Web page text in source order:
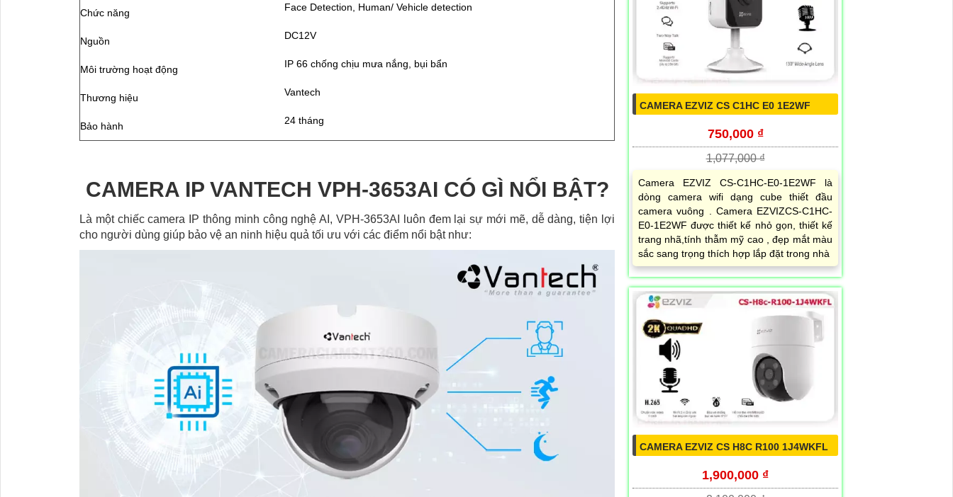
Chức năng Face Detection, Human/ Vehicle detection
Nguồn DC12V
Môi trường hoạt động IP 66 chống chịu mưa nắng, bụi bẩn
Thương hiệu Vantech
Bảo hành 24 tháng
CAMERA IP VANTECH VPH-3653AI CÓ GÌ NỔI BẬT?
Là một chiếc camera IP thông minh công nghệ AI, VPH-3653AI luôn đem lại sự mới mẽ, dễ dàng, tiện lợi
cho người dùng giúp bảo vệ an ninh hiệu quả tối ưu với các điểm nổi bật như:
CAMERA EZVIZ CS C1HC E0 1E2WF
750,000 ₫
1,077,000 ₫
Camera EZVIZ CS-C1HC-E0-1E2WF là
dòng camera wifi dạng cube thiết đầu
camera vuông . Camera EZVIZCS-C1HC-
E0-1E2WF được thiết kế nhỏ gọn, thiết kế
trang nhã,tính thẫm mỹ cao , đẹp mắt màu
sắc sang trọng thích hợp lắp đặt trong nhà
CAMERA EZVIZ CS H8C R100 1J4WKFL
1,900,000 ₫